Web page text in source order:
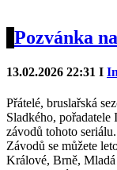
Pozvánka
13.02.2026 22:31 I
Přátelé, bruslařská
Sladkého,
závodů tohoto
Závodů se můžete
Králové, Brně,